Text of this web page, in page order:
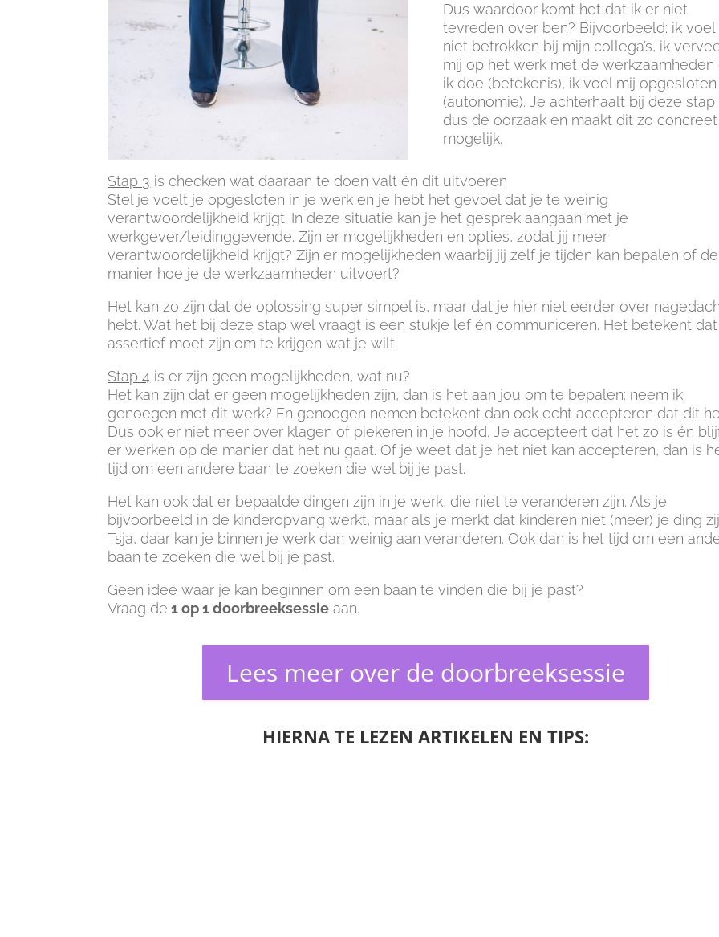
Dus waardoor komt het dat ik er niet
tevreden over ben? Bijvoorbeeld: ik voel
niet betrokken bij mijn collega’s, ik
mij op het werk met de werkzaamheden
ik doe (betekenis), ik voel mij opgesloten
(autonomie). Je achterhaalt bij deze stap
dus de oorzaak en maakt dit zo concreet
mogelijk.
Stap 3 is checken wat daaraan te doen valt én dit uitvoeren
Stel je voelt je opgesloten in je werk en je hebt het gevoel dat je te weinig
verantwoordelijkheid krijgt. In deze situatie kan je het gesprek aangaan met je
werkgever/leidinggevende. Zijn er mogelijkheden en opties, zodat jij meer
verantwoordelijkheid krijgt? Zijn er mogelijkheden waarbij jij zelf je tijden kan bepalen of de
manier hoe je de werkzaamheden uitvoert?
Het kan zo zijn dat de oplossing super simpel is, maar dat je hier niet eerder over
hebt. Wat het bij deze stap wel vraagt is een stukje lef én communiceren. Het betekent
assertief moet zijn om te krijgen wat je wilt.
Stap 4 is er zijn geen mogelijkheden, wat nu?
Het kan zijn dat er geen mogelijkheden zijn, dan is het aan jou om te bepalen: neem ik
genoegen met dit werk? En genoegen nemen betekent dan ook echt accepteren dat dit
Dus ook er niet meer over klagen of piekeren in je hoofd. Je accepteert dat het zo is én
er werken op de manier dat het nu gaat. Of je weet dat je het niet kan accepteren, dan is
tijd om een andere baan te zoeken die wel bij je past.
Het kan ook dat er bepaalde dingen zijn in je werk, die niet te veranderen zijn. Als je
bijvoorbeeld in de kinderopvang werkt, maar als je merkt dat kinderen niet (meer) je ding
Tsja, daar kan je binnen je werk dan weinig aan veranderen. Ook dan is het tijd om een
baan te zoeken die wel bij je past.
Geen idee waar je kan beginnen om een baan te vinden die bij je past?
Vraag de 1 op 1 doorbreeksessie aan.
Lees meer over de doorbreeksessie
HIERNA TE LEZEN ARTIKELEN EN TIPS: